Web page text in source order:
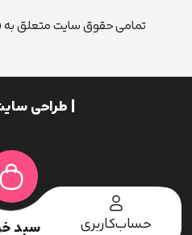
تمامی حقوق سایت متعلق
| طراحی
حساب‌کاربری سبد